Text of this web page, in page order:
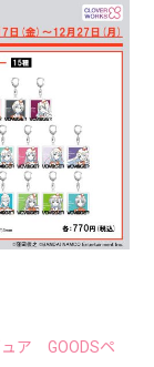
ュア GOODSペ